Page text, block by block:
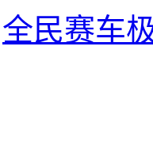
全民赛车